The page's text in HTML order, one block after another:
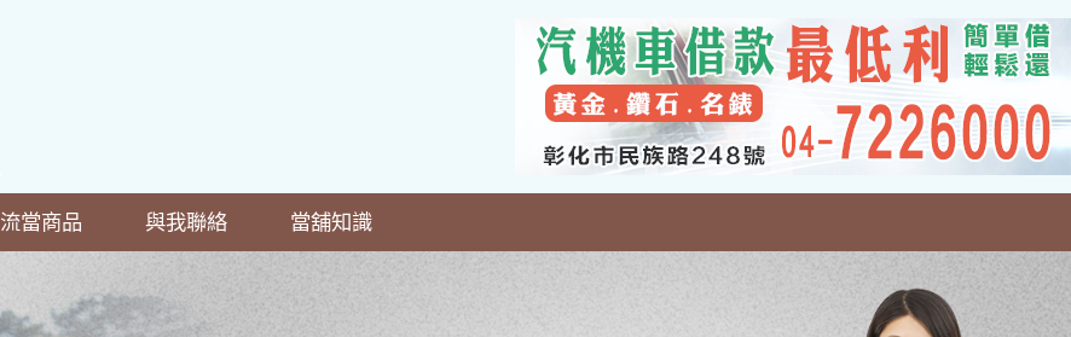
流當商品 與我聯絡 當舖知識